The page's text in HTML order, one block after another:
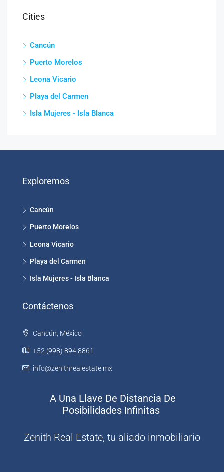
Cities
Cancún
Puerto Morelos
Leona Vicario
Playa del Carmen
Isla Mujeres - Isla Blanca
Exploremos
Cancún
Puerto Morelos
Leona Vicario
Playa del Carmen
Isla Mujeres - Isla Blanca
Contáctenos
Cancún, México
+52 (998) 894 8861
info@zenithrealestate.mx
A Una Llave De Distancia De
Posibilidades Infinitas
Zenith Real Estate, tu aliado inmobiliario